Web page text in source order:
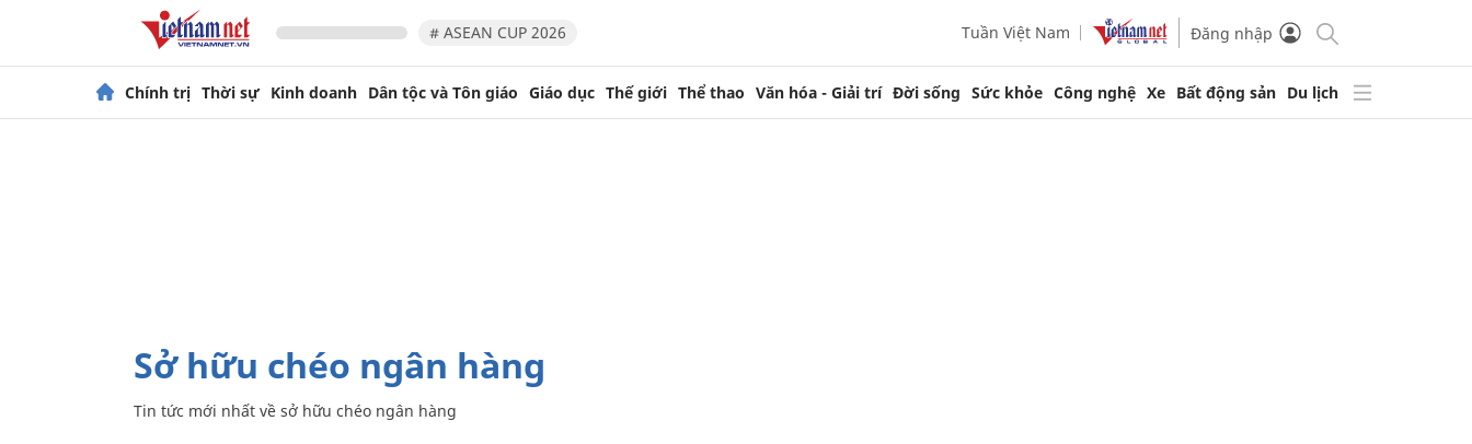
# ASEAN CUP 2026 Tuần Việt Nam Đăng nhập
Chính trị Thời sự Kinh doanh Dân tộc và Tôn giáo Giáo dục Thế giới Thể thao Văn hóa - Giải trí Đời sống Sức khỏe Công nghệ Xe Bất động sản Du lịch
sở hữu chéo ngân hàng
Tin tức mới nhất về sở hữu chéo ngân hàng